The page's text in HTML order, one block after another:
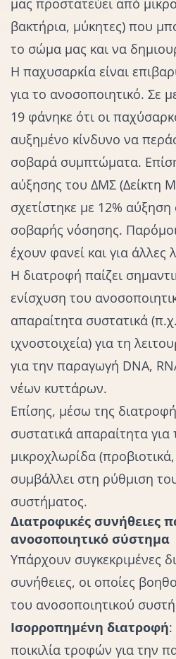
μας προστατεύει από
βακτήρια, μύκητες) που
το σώμα μας και να
Η παχυσαρκία είναι
για το ανοσοποιητικό. Σε
19 φάνηκε ότι οι
αυξημένο κίνδυνο να
σοβαρά συμπτώματα.
αύξησης του ΔΜΣ (Δείκτη
σχετίστηκε με 12% αύξηση
σοβαρής νόσησης.
έχουν φανεί και για άλλες
Η διατροφή παίζει
ενίσχυση του
απαραίτητα συστατικά
ιχνοστοιχεία) για τη
για την παραγωγή DNA,
νέων κυττάρων.
Επίσης, μέσω της
συστατικά απαραίτητα για
μικροχλωρίδα
συμβάλλει στη ρύθμιση
συστήματος.
Διατροφικές συνήθειες
ανοσοποιητικό σύστημα
Υπάρχουν συγκεκριμένες
συνήθειες, οι οποίες
του ανοσοποιητικού
Ισορροπημένη διατροφή:
ποικιλία τροφών για την